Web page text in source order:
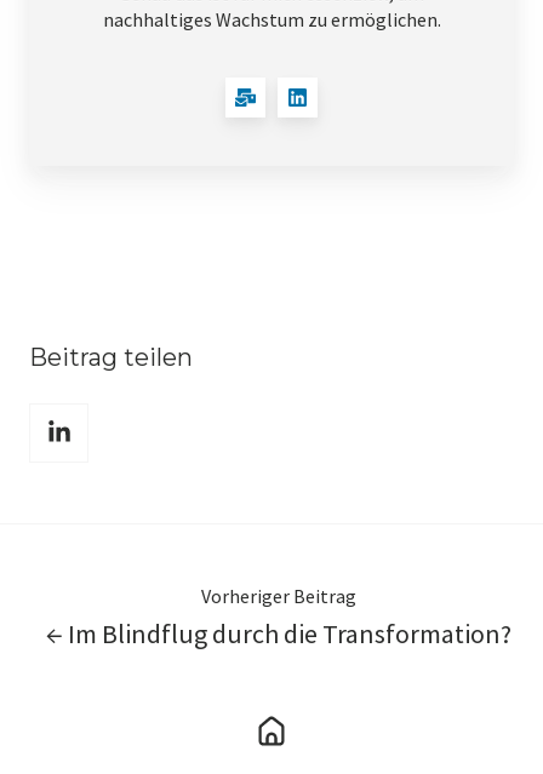
nachhaltiges Wachstum zu ermöglichen.
Beitrag teilen
Teilen
über
Vorheriger Beitrag
← Im Blindflug durch die Transformation?